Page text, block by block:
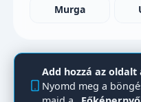
Murga
Add hozzá az
Nyomd meg a